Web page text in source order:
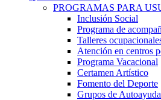
PROGRAMAS PARA
Inclusión Social
Programa de
Talleres
Atención en centros
Programa Vacacional
Certamen Artístico
Fomento del Deporte
Grupos de